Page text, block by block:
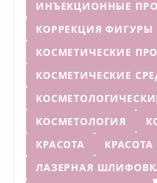
ИНЪЕКЦИОННЫЕ
КОРРЕКЦИЯ ФИГУРЫ
КОСМЕТИЧЕСКИЕ
КОСМЕТИЧЕСКИЕ
КОСМЕТОЛОГИЯ
КРАСОТА
ЛАЗЕРНАЯ